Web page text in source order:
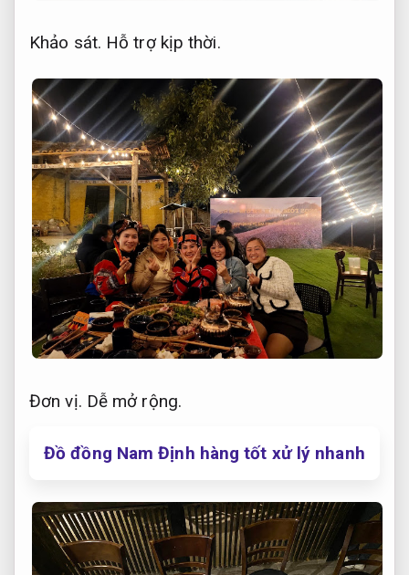
Khảo sát. Hỗ trợ kịp thời.
Đơn vị. Dễ mở rộng.
Đồ đồng Nam Định hàng tốt xử lý nhanh